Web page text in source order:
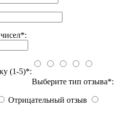
(1-5)*:
Выберите тип отзыва*:
Отрицательный отзыв